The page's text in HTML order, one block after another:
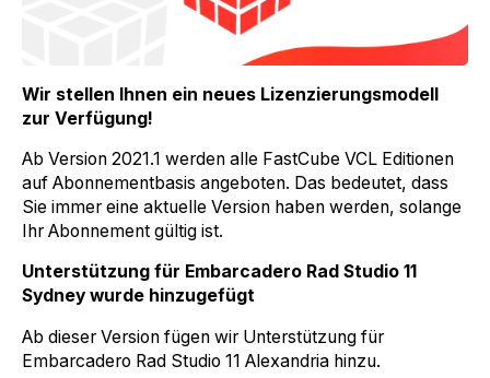
Wir stellen Ihnen ein neues Lizenzierungsmodell
zur Verfügung!
Ab Version 2021.1 werden alle FastCube VCL Editionen
auf Abonnementbasis angeboten. Das bedeutet, dass
Sie immer eine aktuelle Version haben werden, solange
Ihr Abonnement gültig ist.
Unterstützung für Embarcadero Rad Studio 11
Sydney wurde hinzugefügt
Ab dieser Version fügen wir Unterstützung für
Embarcadero Rad Studio 11 Alexandria hinzu.